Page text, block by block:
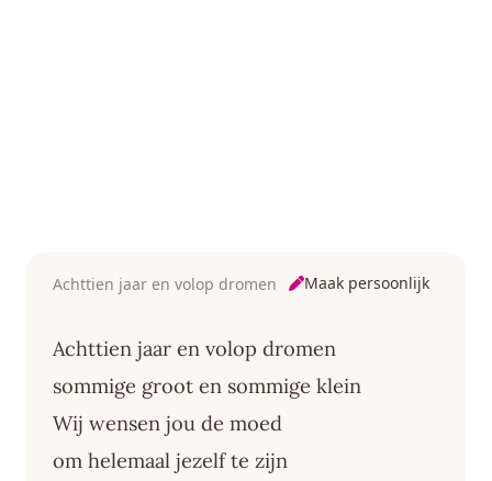
Achttien jaar en volop dromen Maak persoonlijk
Achttien jaar en volop dromen
sommige groot en sommige klein
Wij wensen jou de moed
om helemaal jezelf te zijn